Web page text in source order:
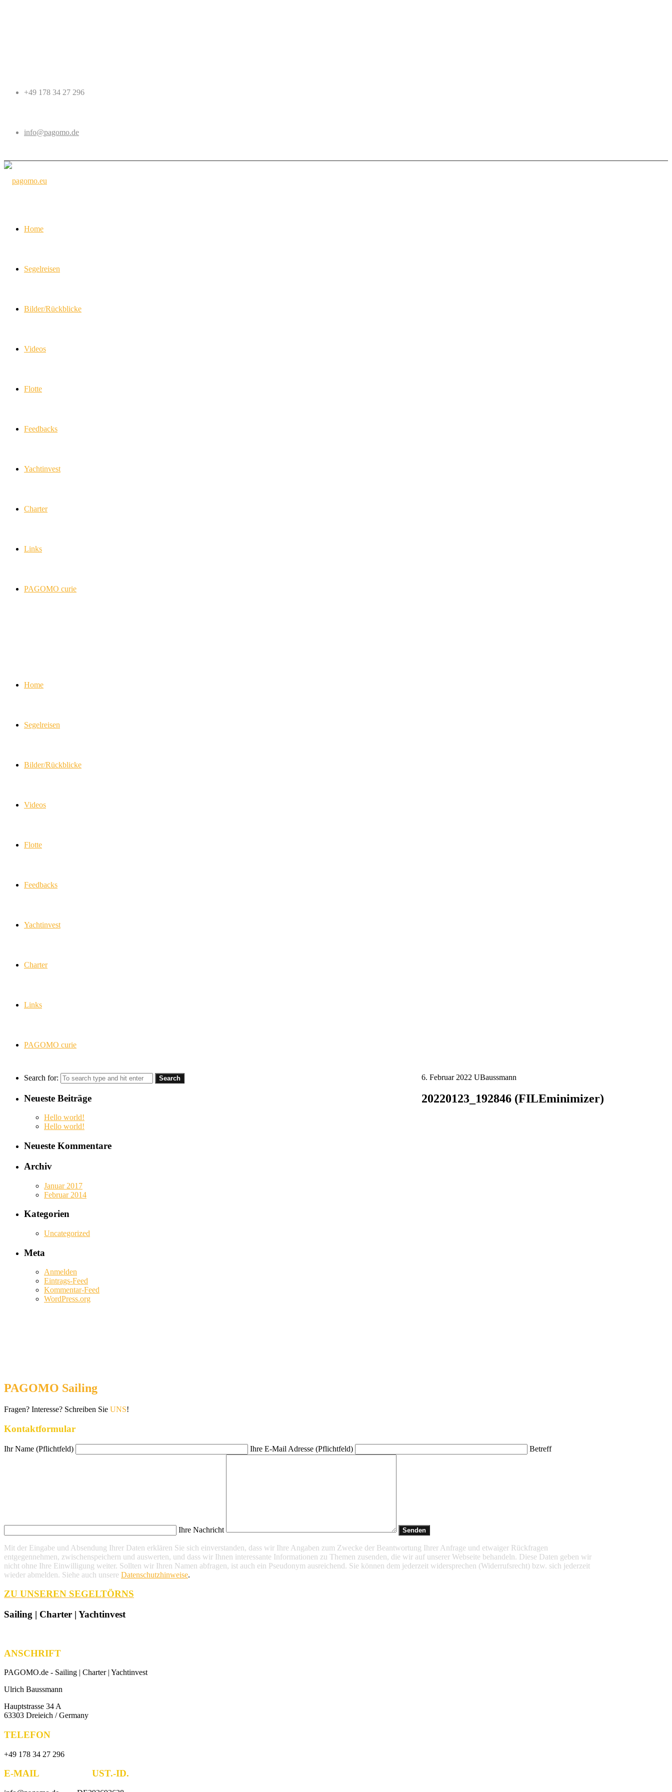
+49 178 34 27 296
info@pagomo.de
Home
Segelreisen
Bilder/Rückblicke
Videos
Flotte
Feedbacks
Yachtinvest
Charter
Links
PAGOMO curie
Home
Segelreisen
Bilder/Rückblicke
Videos
Flotte
Feedbacks
Yachtinvest
Charter
Links
PAGOMO curie
6. Februar 2022 UBaussmann
20220123_192846 (FILEminimizer)
Search for:
Neueste Beiträge
Hello world!
Hello world!
Neueste Kommentare
Archiv
Januar 2017
Februar 2014
Kategorien
Uncategorized
Meta
Anmelden
Eintrags-Feed
Kommentar-Feed
WordPress.org
PAGOMO Sailing
Fragen? Interesse? Schreiben Sie UNS!
Kontaktformular
Ihr Name (Pflichtfeld) Ihre E-Mail Adresse (Pflichtfeld) Betreff
Ihre Nachricht
Mit der Eingabe und Absendung Ihrer Daten erklären Sie sich einverstanden, dass wir Ihre Angaben zum Zwecke der Beantwortung Ihrer Anfrage und etwaiger Rückfragen
entgegennehmen, zwischenspeichern und auswerten, und dass wir Ihnen interessante Informationen zu Themen zusenden, die wir auf unserer Webseite behandeln. Diese Daten geben wir
nicht ohne Ihre Einwilligung weiter. Sollten wir Ihren Namen abfragen, ist auch ein Pseudonym ausreichend. Sie können dem jederzeit widersprechen (Widerrufsrecht) bzw. sich jederzeit
wieder abmelden. Siehe auch unsere Datenschutzhinweise.
ZU UNSEREN SEGELTÖRNS
Sailing | Charter | Yachtinvest
ANSCHRIFT
PAGOMO.de - Sailing | Charter | Yachtinvest
Ulrich Baussmann
Hauptstrasse 34 A
63303 Dreieich / Germany
TELEFON
+49 178 34 27 296
E-MAIL UST.-ID.